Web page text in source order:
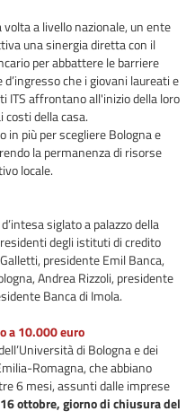
volta a livello nazionale, un ente
una sinergia diretta con il
per abbattere le barriere
che i giovani laureati e
ITS affrontano all'inizio della loro
della casa.
in più per scegliere Bologna e
la permanenza di risorse
locale.
siglato a palazzo della
degli istituti di credito
presidente Emil Banca,
Andrea Rizzoli, presidente
Banca di Imola.
a 10.000 euro
di Bologna e dei
Romagna, che abbiano
6 mesi, assunti dalle imprese
ottobre, giorno di chiusura del